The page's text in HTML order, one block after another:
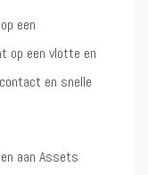
een
op een vlotte en
en snelle
aan Assets